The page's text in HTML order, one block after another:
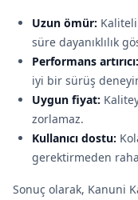
Uzun ömür:
süre dayanıklılık
Performans artırıcı:
iyi bir sürüş
Uygun fiyat:
zorlamaz.
Kullanıcı dostu:
gerektirmeden
Sonuç olarak, Kanuni